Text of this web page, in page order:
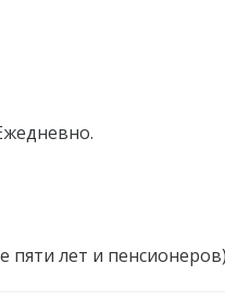
пяти лет и